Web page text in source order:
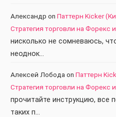
Александр on Паттерн Kicker
Стратегия торговли на Форекс
нисколько не сомневаюсь,
неоднок…
Алексей Лобода on Паттерн
Стратегия торговли на Форекс
прочитайте инструкцию, все
таких п…